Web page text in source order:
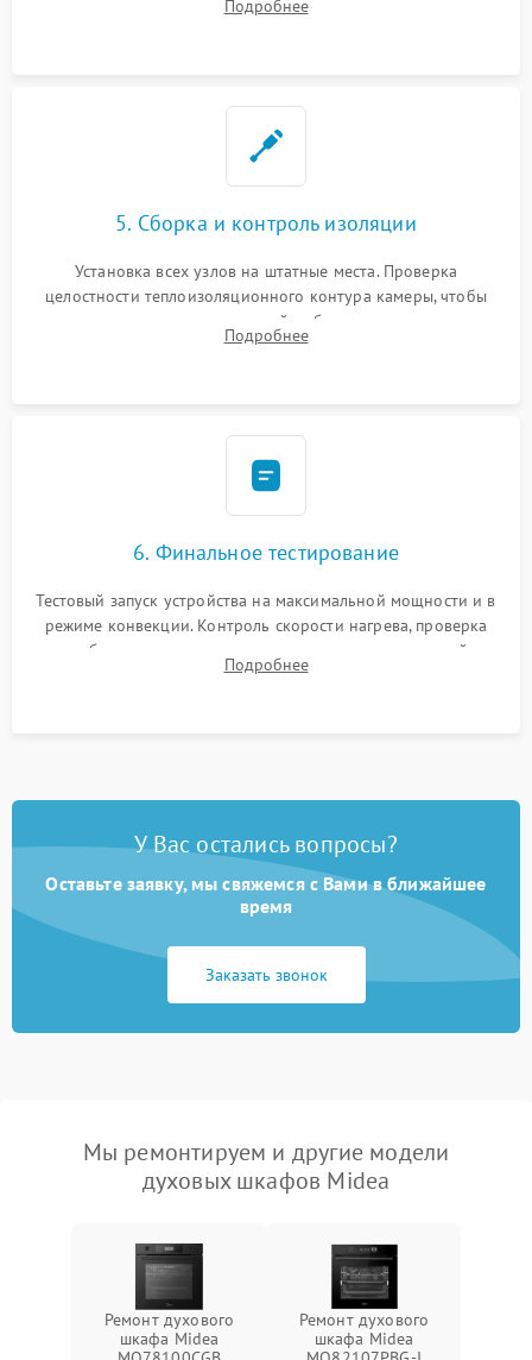
выгоревших реле, восстановление контактов и замена
Подробнее
5. Сборка и контроль изоляции
Установка всех узлов на штатные места. Проверка
целостности теплоизоляционного контура камеры, чтобы
исключить перегрев кухонной мебели и потерю тепла.
Надежная фиксация клемм и сборка корпуса шкафа.
Подробнее
6. Финальное тестирование
Тестовый запуск устройства на максимальной мощности и в
режиме конвекции. Контроль скорости нагрева, проверка
срабатывания термостата при достижении заданной
температуры и тест на отсутствие утечек тока.
Подробнее
У Вас остались вопросы?
Оставьте заявку, мы свяжемся с Вами в ближайшее
время
Заказать звонок
Мы ремонтируем и другие модели
духовых шкафов Midea
Ремонт духового
шкафа Midea
Ремонт духового
шкафа Midea